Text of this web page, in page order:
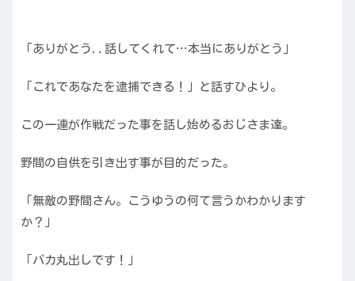
「ありがとう..話してくれて…本当にありがとう」
「これであなたを逮捕できる！」と話すひより。
この一連が作戦だった事を話し始めるおじさま達。
野間の自供を引き出す事が目的だった。
「無敵の野間さん。こうゆうの何て言うかわかります
か？」
「バカ丸出しです！」